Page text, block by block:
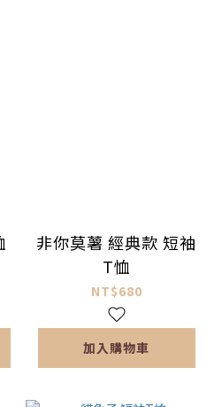
非你莫薯 經典款 短袖
T恤
NT$680
加入購物車